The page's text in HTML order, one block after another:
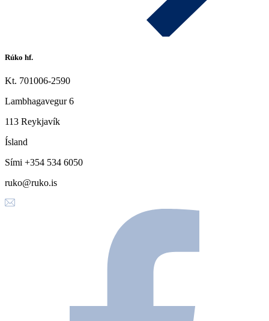
Rúko hf.
Kt. 701006-2590
Lambhagavegur 6
113 Reykjavík
Ísland
Sími +354 534 6050
ruko@ruko.is